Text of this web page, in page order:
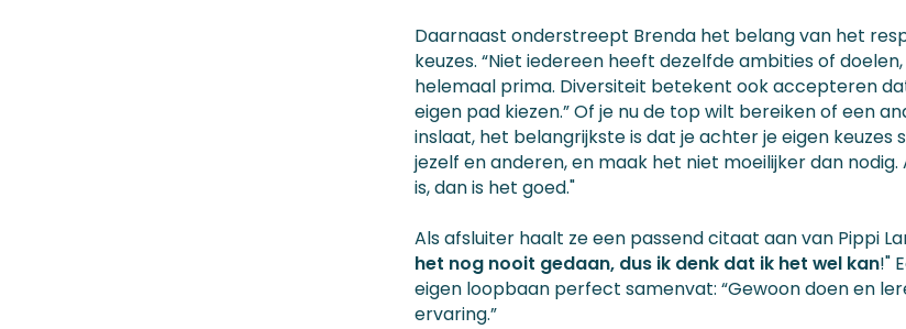
Daarnaast onderstreept Brenda het belang van het
keuzes. “Niet iedereen heeft dezelfde ambities of
helemaal prima. Diversiteit betekent ook accepteren
eigen pad kiezen.” Of je nu de top wilt bereiken of een
inslaat, het belangrijkste is dat je achter je eigen keuzes
jezelf en anderen, en maak het niet moeilijker dan nodig.
is, dan is het goed."
Als afsluiter haalt ze een passend citaat aan van Pippi
het nog nooit gedaan, dus ik denk dat ik het wel kan!"
eigen loopbaan perfect samenvat: “Gewoon doen en
ervaring.”